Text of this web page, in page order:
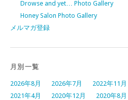
Drowse and yet… Photo Gallery
Honey Salon Photo Gallery
メルマガ登録
月別一覧
2026年8月 2026年7月 2022年11月
2021年4月
2020年12月 2020年8月